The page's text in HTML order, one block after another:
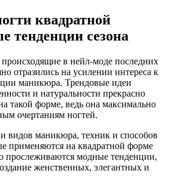
квадратной
тенденции сезона
в нейл-моде последних
отразились на усилении интереса к
маникюра. Трендовые идеи
и натуральности прекрасно
такой форме, ведь она максимально
очертаниям ногтей.
видов маникюра, техник и способов
применяются на квадратной форме
прослеживаются модные тенденции,
женственных, элегантных и